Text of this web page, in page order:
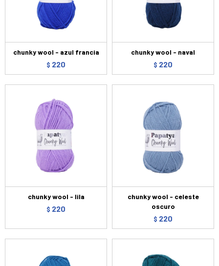
chunky wool - azul francia
$ 220
chunky wool - naval
$ 220
chunky wool - lila
$ 220
chunky wool - celeste
oscuro
$ 220